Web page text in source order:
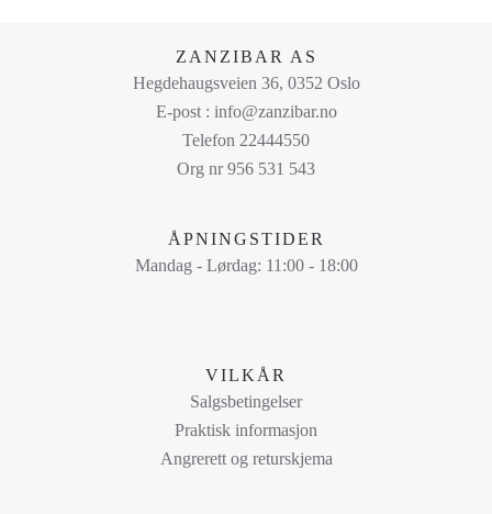
ZANZIBAR AS
Hegdehaugsveien 36, 0352 Oslo
E-post : info@zanzibar.no
Telefon 22444550
Org nr 956 531 543
ÅPNINGSTIDER
Mandag - Lørdag: 11:00 - 18:00
VILKÅR
Salgsbetingelser
Praktisk informasjon
Angrerett og returskjema